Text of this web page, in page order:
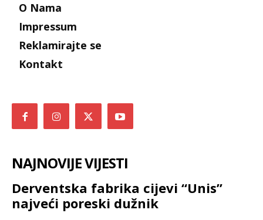
O Nama
Impressum
Reklamirajte se
Kontakt
NAJNOVIJE VIJESTI
Derventska fabrika cijevi “Unis”
najveći poreski dužnik